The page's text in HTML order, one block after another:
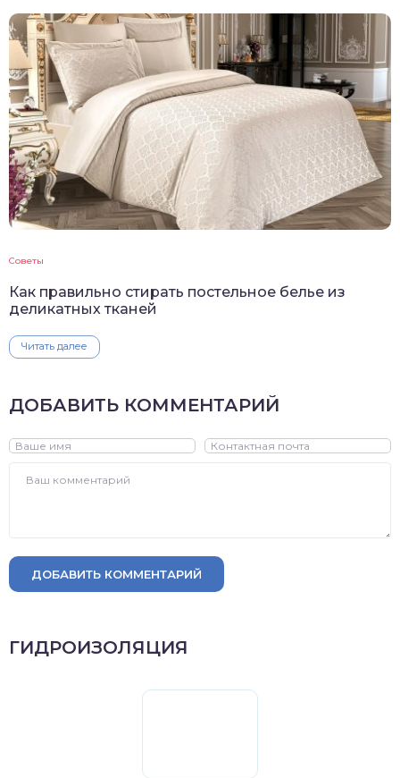
Советы
Как правильно стирать постельное белье из
деликатных тканей
Читать далее
ДОБАВИТЬ КОММЕНТАРИЙ
ДОБАВИТЬ КОММЕНТАРИЙ
ГИДРОИЗОЛЯЦИЯ